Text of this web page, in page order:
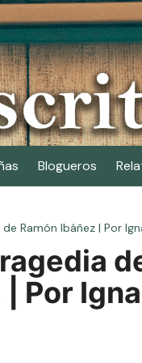
Blogueros
Ramón Ibáñez | Por
Por